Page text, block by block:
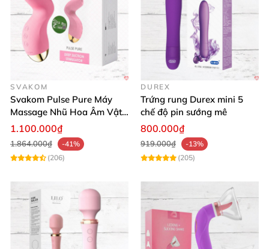
SVAKOM
Svakom Pulse Pure Máy
Massage Nhũ Hoa Âm Vật
Sóng Âm Kích Thích Tối Ưu
1.100.000₫
1.864.000₫
-41%
(206)
DUREX
Trứng rung Durex mini 5
chế độ pin sướng mê
800.000₫
919.000₫
-13%
(205)